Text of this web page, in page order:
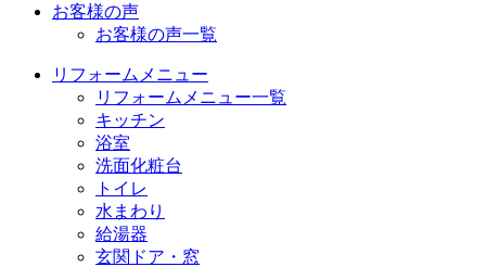
お客様の声
お客様の声一覧
リフォームメニュー
リフォームメニュー一覧
キッチン
浴室
洗面化粧台
トイレ
水まわり
給湯器
玄関ドア・窓